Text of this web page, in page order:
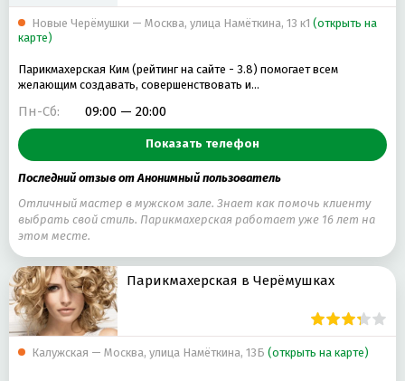
Новые Черёмушки — Москва, улица Намёткина, 13 к1 (открыть на
карте)
Парикмахерская Ким (рейтинг на сайте - 3.8) помогает всем
желающим создавать, совершенствовать и…
Пн-Сб: 09:00 — 20:00
Показать телефон
Последний отзыв от Анонимный пользователь
Отличный мастер в мужском зале. Знает как помочь клиенту
выбрать свой стиль. Парикмахерская работает уже 16 лет на
этом месте.
Парикмахерская в Черёмушках
Калужская — Москва, улица Намёткина, 13Б (открыть на карте)